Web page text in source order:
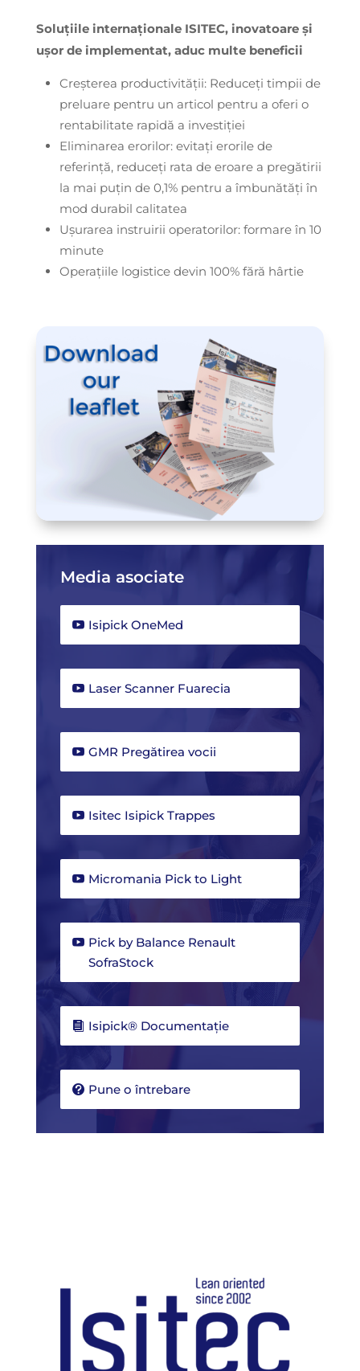
Media asociate
Isipick OneMed
Laser Scanner Fuarecia
GMR Pregătirea vocii
Isitec Isipick Trappes
Micromania Pick to Light
Pick by Balance Renault
SofraStock
Isipick® Documentație
Pune o întrebare
Soluțiile internaționale ISITEC, inovatoare și
ușor de implementat, aduc multe beneficii
Creșterea productivității: Reduceți timpii de
preluare pentru un articol pentru a oferi o
rentabilitate rapidă a investiției
Eliminarea erorilor: evitați erorile de
referință, reduceți rata de eroare a pregătirii
la mai puțin de 0,1% pentru a îmbunătăți în
mod durabil calitatea
Ușurarea instruirii operatorilor: formare în 10
minute
Operațiile logistice devin 100% fără hârtie